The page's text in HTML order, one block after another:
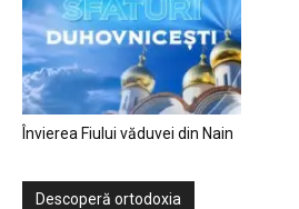
Învierea Fiului văduvei din Nain
Descoperă ortodoxia